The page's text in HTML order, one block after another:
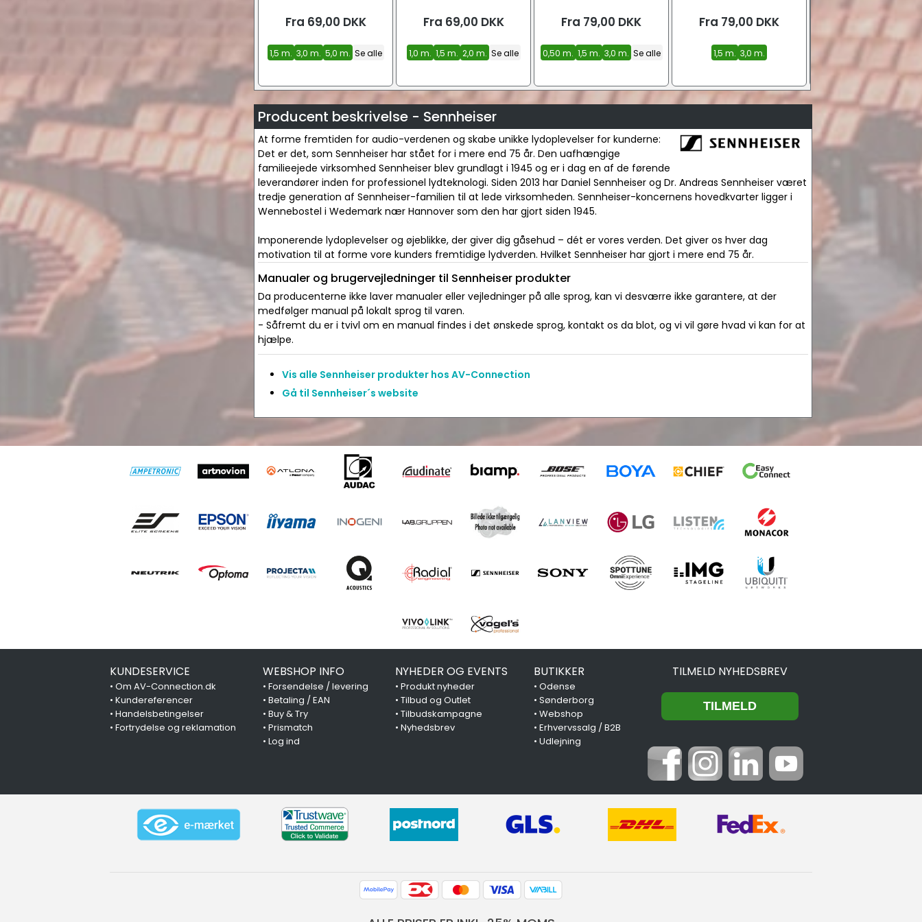
Fra 69,00 DKK
1,5 m. 3,0 m. 5,0 m. Se alle
Fra 69,00 DKK
1,0 m. 1,5 m. 2,0 m. Se alle
Fra 79,00 DKK
0,50 m. 1,5 m. 3,0 m. Se alle
Fra 79,00 DKK
1,5 m. 3,0 m.
Fra 69,00 DKK
Producent beskrivelse - Sennheiser
At forme fremtiden for audio-verdenen og skabe unikke lydoplevelser for kunderne:
Det er det, som Sennheiser har stået for i mere end 75 år. Den uafhængige
familieejede virksomhed Sennheiser blev grundlagt i 1945 og er i dag en af de førende
leverandører inden for professionel lydteknologi. Siden 2013 har Daniel Sennheiser og Dr. Andreas Sennheiser været
tredje generation af Sennheiser-familien til at lede virksomheden. Sennheiser-koncernens hovedkvarter ligger i
Wennebostel i Wedemark nær Hannover som den har gjort siden 1945.
Imponerende lydoplevelser og øjeblikke, der giver dig gåsehud – dét er vores verden. Det giver os hver dag
motivation til at forme vore kunders fremtidige lydverden. Hvilket Sennheiser har gjort i mere end 75 år.
Manualer og brugervejledninger til Sennheiser produkter
Da producenterne ikke laver manualer eller vejledninger på alle sprog, kan vi desværre ikke garantere, at der
medfølger manual på lokalt sprog til varen.
- Såfremt du er i tvivl om en manual findes i det ønskede sprog, kontakt os da blot, og vi vil gøre hvad vi kan for at
hjælpe.
Vis alle Sennheiser produkter hos AV-Connection
Gå til Sennheiser´s website
KUNDESERVICE
• Om AV-Connection.dk
• Kundereferencer
• Handelsbetingelser
• Fortrydelse og reklamation
WEBSHOP INFO
• Forsendelse / levering
• Betaling / EAN
• Buy & Try
• Prismatch
• Log ind
NYHEDER OG EVENTS
• Produkt nyheder
• Tilbud og Outlet
• Tilbudskampagne
• Nyhedsbrev
BUTIKKER
•Odense
•Sønderborg
•Webshop
•Erhvervssalg / B2B
•Udlejning
TILMELD NYHEDSBREV